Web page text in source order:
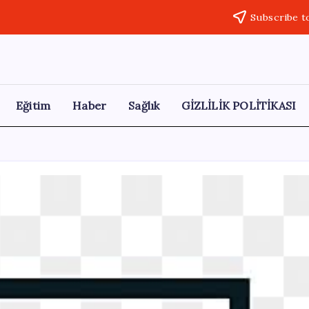
Subscribe
Eğitim Haber Sağlık GİZLİLİK POLİTİKASI